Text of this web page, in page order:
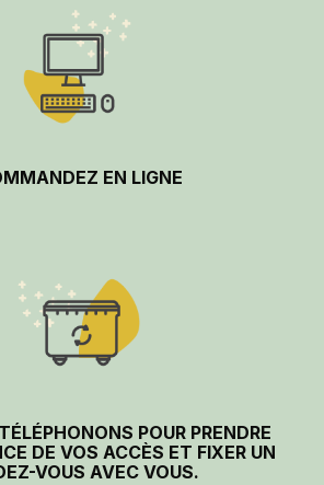
EN LIGNE
POUR PRENDRE
DE VOS ACCÈS ET FIXER UN
VOUS AVEC VOUS.